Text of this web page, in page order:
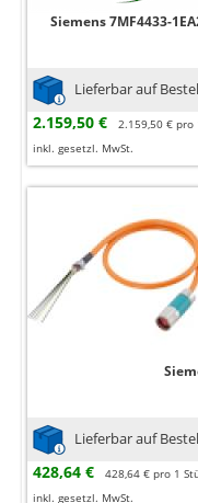
Siemens 7MF4433-
Lieferbar auf
2.159,50 €
2.159,50 € pro
inkl. gesetzl. MwSt.
Lieferbar auf
428,64 €
428,64 € pro 1
inkl. gesetzl. MwSt.